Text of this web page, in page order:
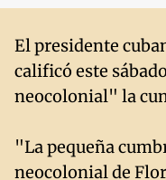
El presidente
calificó este
neocolonial" la
"La pequeña
neocolonial de